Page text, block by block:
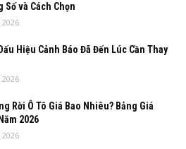
Số và Cách Chọn
Hiệu Cảnh Báo Đã Đến Lúc Cần Thay
Rời Ô Tô Giá Bao Nhiêu? Bảng Giá
2026